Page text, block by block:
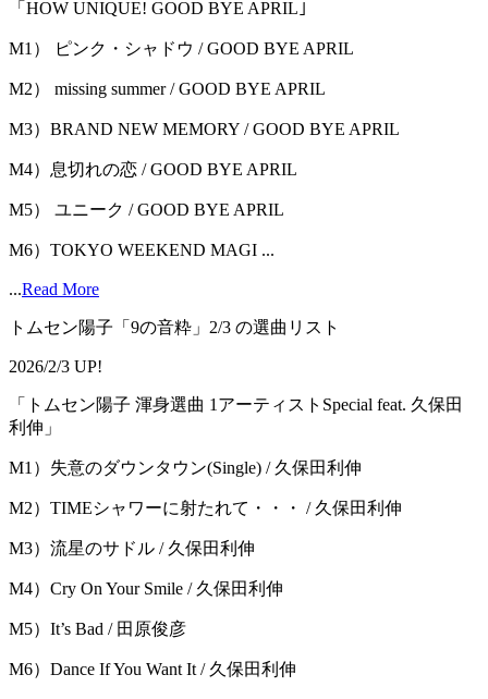
「HOW UNIQUE! GOOD BYE APRIL｣
M1） ピンク・シャドウ / GOOD BYE APRIL
M2） missing summer / GOOD BYE APRIL
M3）BRAND NEW MEMORY / GOOD BYE APRIL
M4）息切れの恋 / GOOD BYE APRIL
M5） ユニーク / GOOD BYE APRIL
M6）TOKYO WEEKEND MAGI ...
...Read More
トムセン陽子「9の音粋」2/3 の選曲リスト
2026/2/3 UP!
「トムセン陽子 渾身選曲 1アーティストSpecial feat. 久保田
利伸」
M1）失意のダウンタウン(Single) / 久保田利伸
M2）TIMEシャワーに射たれて・・・ / 久保田利伸
M3）流星のサドル / 久保田利伸
M4）Cry On Your Smile / 久保田利伸
M5）It’s Bad / 田原俊彦
M6）Dance If You Want It / 久保田利伸